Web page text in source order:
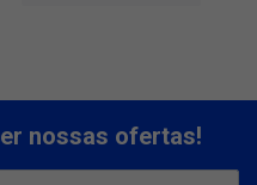
nossas ofertas!